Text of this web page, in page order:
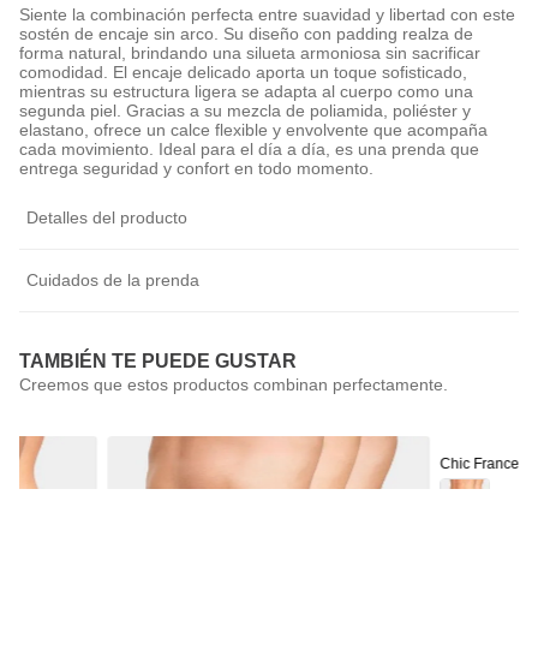
Siente la combinación perfecta entre suavidad y libertad con este
sostén de encaje sin arco. Su diseño con padding realza de
forma natural, brindando una silueta armoniosa sin sacrificar
comodidad. El encaje delicado aporta un toque sofisticado,
mientras su estructura ligera se adapta al cuerpo como una
segunda piel. Gracias a su mezcla de poliamida, poliéster y
elastano, ofrece un calce flexible y envolvente que acompaña
cada movimiento. Ideal para el día a día, es una prenda que
entrega seguridad y confort en todo momento.
Detalles del producto
Cuidados de la prenda
TAMBIÉN TE PUEDE GUSTAR
Chic France